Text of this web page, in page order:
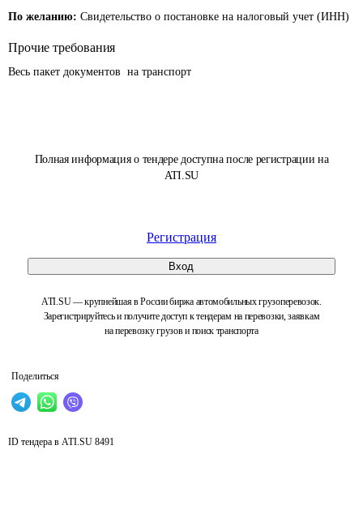
Полная информация о тендере доступна после регистрации на
ATI.SU
Регистрация
Вход
ATI.SU — крупнейшая в России биржа автомобильных грузоперевозок.
Зарегистрируйтесь и получите доступ к тендерам на перевозки, заявкам
на перевозку грузов и поиск транспорта
Поделиться
По желанию: Свидетельство о постановке на налоговый учет (ИНН)
Прочие требования
Весь пакет документов  на транспорт
ID тендера в ATI.SU 8491